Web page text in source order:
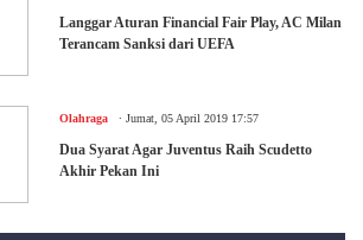
Langgar Aturan Financial Fair Play, AC Milan
Terancam Sanksi dari UEFA
Olahraga Jumat, 05 April 2019 17:57
Dua Syarat Agar Juventus Raih Scudetto
Akhir Pekan Ini